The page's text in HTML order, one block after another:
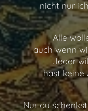
nicht nur
Alle
auch wenn
Jeder
hast keine
Nur du